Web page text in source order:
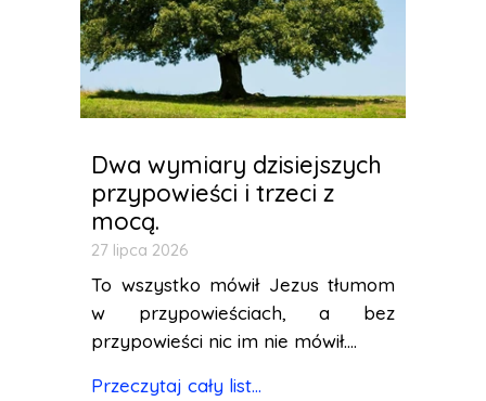
Dwa wymiary dzisiejszych
przypowieści i trzeci z
mocą.
27 lipca 2026
To wszystko mówił Jezus tłumom
w przypowieściach, a bez
przypowieści nic im nie mówił....
Przeczytaj cały list...